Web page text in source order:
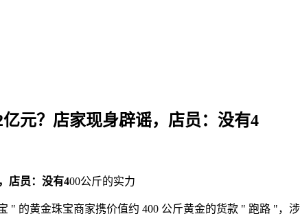
元？店家现身辟谣，店员：没有4
店员：没有400公斤的实力
的黄金珠宝商家携价值约 400 公斤黄金的货款 " 跑路 "，涉